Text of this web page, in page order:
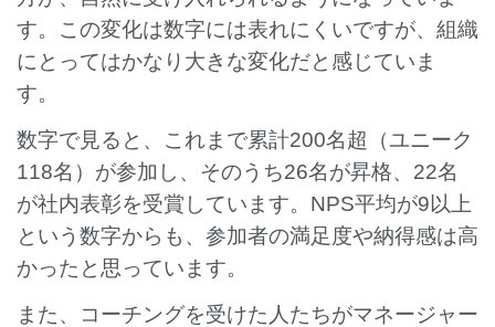
す。この変化は数字には表れにくいですが、組織
にとってはかなり大きな変化だと感じていま
す。
数字で見ると、これまで累計200名超（ユニーク
118名）が参加し、そのうち26名が昇格、22名
が社内表彰を受賞しています。NPS平均が9以上
という数字からも、参加者の満足度や納得感は高
かったと思っています。
また、コーチングを受けた人たちがマネージャー